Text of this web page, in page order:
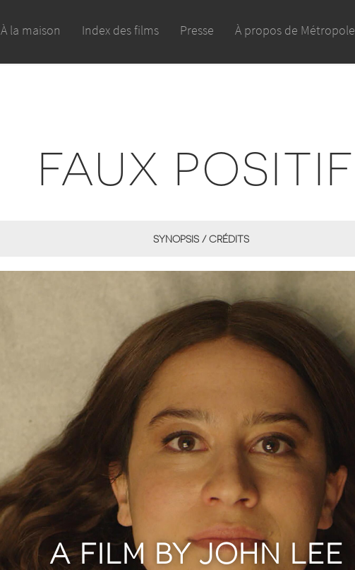
À la maison Index des films Presse À propos de Métropole
FAUX POSITIF
SYNOPSIS / CRÉDITS
A FILM BY JOHN LEE